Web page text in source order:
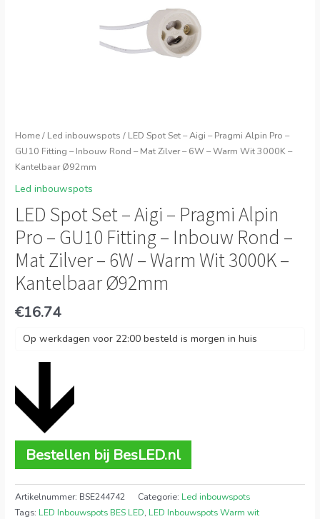
Home/ Led inbouwspots / LED Spot Set – Aigi – Pragmi Alpin Pro –
GU10 Fitting – Inbouw Rond – Mat Zilver – 6W – Warm Wit 3000K –
Kantelbaar Ø92mm
Led inbouwspots
LED Spot Set – Aigi – Pragmi Alpin
Pro – GU10 Fitting – Inbouw Rond –
Mat Zilver – 6W – Warm Wit 3000K –
Kantelbaar Ø92mm
€16.74
Op werkdagen voor 22:00 besteld is morgen in huis
Bestellen bij BesLED.nl
Artikelnummer: BSE244742 Categorie: Led inbouwspots
Tags: LED Inbouwspots BES LED, LED Inbouwspots Warm wit